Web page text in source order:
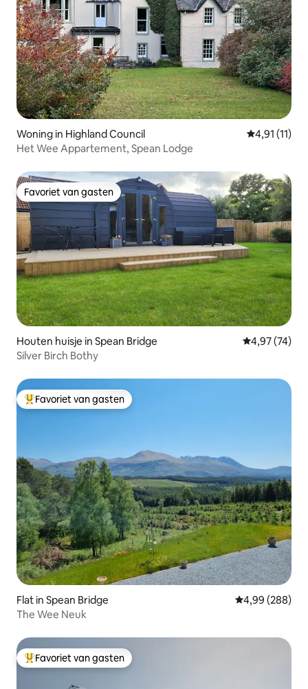
Woning in Highland Council Gemiddelde
4,91 (11)
Het Wee Appartement, Spean Lodge
Favoriet van gasten
Favoriet van gasten
Houten huisje in Spean Bridge Gemiddelde
4,97 (74)
Silver Birch Bothy
Topfavoriet van gasten
Favoriet van gasten
Flat in Spean Bridge Gemiddelde
4,99 (288)
The Wee Neuk
Topfavoriet van gasten
Favoriet van gasten